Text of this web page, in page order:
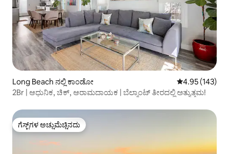
Long Beach ನಲ್ಲಿ ಕಾಂಡೋ 5 ರಲ್ಲಿ 4.95
4.95 (143)
2Br | ಆಧುನಿಕ, ಚಿಕ್, ಆರಾಮದಾಯಕ | ಬೆಲ್ಮಾಂಟ್ ತೀರದಲ್ಲಿ ಅತ್ಯುತ್ತಮ!
ಗೆಸ್ಟ್‌ಗಳ ಅಚ್ಚುಮೆಚ್ಚಿನದು
ಗೆಸ್ಟ್‌ಗಳ ಅಚ್ಚುಮೆಚ್ಚಿನದು